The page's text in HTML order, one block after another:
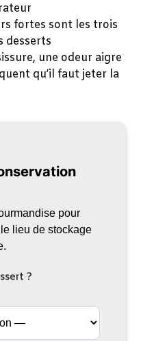
fortes sont les trois
desserts
une odeur aigre
qu’il faut jeter la
pour
lieu de stockage
?